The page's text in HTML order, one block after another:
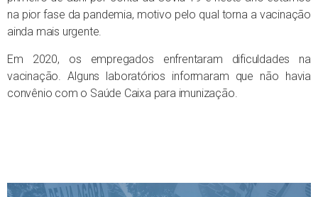
na pior fase da pandemia, motivo pelo qual torna a vacinação
ainda mais urgente.
Em 2020, os empregados enfrentaram dificuldades na
vacinação. Alguns laboratórios informaram que não havia
convênio com o Saúde Caixa para imunização.